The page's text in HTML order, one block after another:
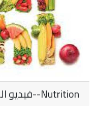
Nutrition--فيديو المهنة باللغة الأجنبية